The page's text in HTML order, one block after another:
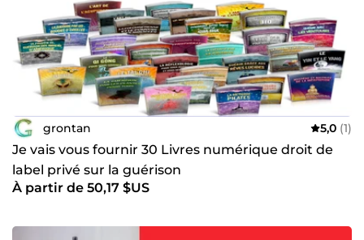
grontan 5,0 (1)
Je vais vous fournir 30 Livres numérique droit de
label privé sur la guérison
À partir de 50,17 $US